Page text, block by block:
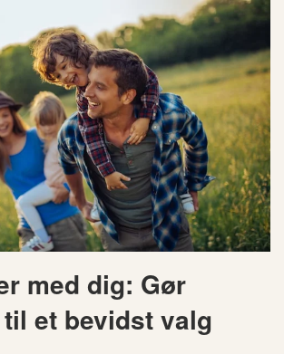
med dig: Gør
et bevidst valg